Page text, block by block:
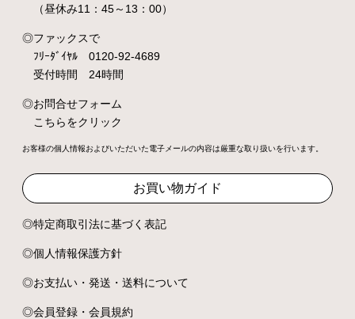
（昼休み11：45～13：00）
ファックスで
ﾌﾘｰﾀﾞｲﾔﾙ 0120-92-4689
受付時間 24時間
お問合せフォーム
こちらをクリック
お客様の個人情報およびいただいた電子メールの内容は厳重な取り扱いを行います。
お買い物ガイド
特定商取引法に基づく表記
個人情報保護方針
お支払い・発送・送料について
会員登録・会員規約